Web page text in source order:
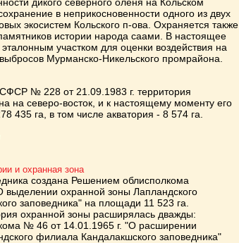
в неприкосновенности одного из двух
экосистем Кольского п-ова. Охраняется также
истории народа саами. В настоящее
участком для оценки воздействия на
Мурманско-Никельского промрайона.
№ 228 от 21.09.1983 г. территория
на северо-восток, и к настоящему моменту его
435 га, в том числе акватория - 8 574 га.
и охранная зона
создана Решением облисполкома
охранной зоны Лапландского
заповедника" на площади 11 523 га.
охранной зоны расширялась дважды:
№ 46 от 14.01.1965 г. "О расширении
филиала Кандалакшского заповедника"